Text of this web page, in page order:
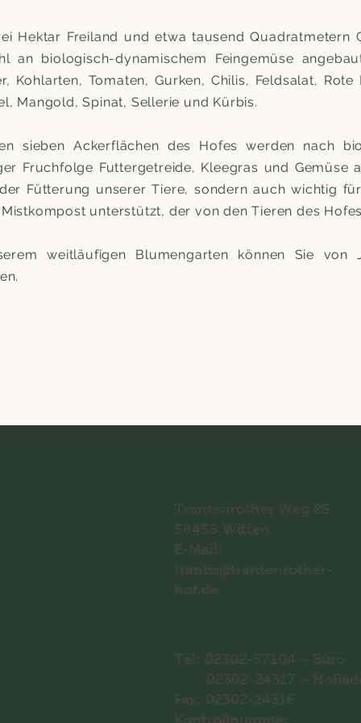
Hektar Freiland und etwa tausend Quadratmetern
an biologisch-dynamischem Feingemüse
Kohlarten, Tomaten, Gurken, Chilis, Feldsalat, Rote
Mangold, Spinat, Sellerie und Kürbis.
sieben Ackerflächen des Hofes werden nach
Fruchfolge Futtergetreide, Kleegras und Gemüse
Fütterung unserer Tiere, sondern auch wichtig
unterstützt, der von den Tieren des
weitläufigen Blumengarten können Sie von
Trantenrother Weg 25
58455 Witten
E-Mail:
trantis@trantenrother-
hof.de
Tel: 02302-57104 ~ Büro
02302-24317 ~
Fax: 02302-24316
Kontrollnummer